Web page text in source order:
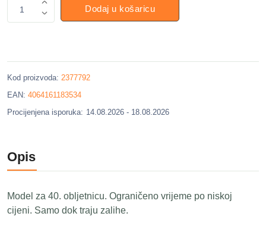
1 Dodaj u košaricu
Kod proizvoda: 2377792
EAN: 4064161183534
Procijenjena isporuka: 14.08.2026 - 18.08.2026
Opis
Model za 40. obljetnicu. Ograničeno vrijeme po niskoj
cijeni. Samo dok traju zalihe.